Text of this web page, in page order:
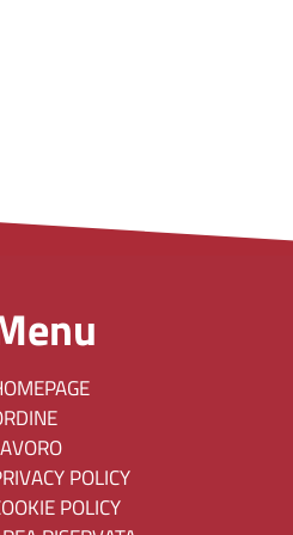
POLICY
POLICY